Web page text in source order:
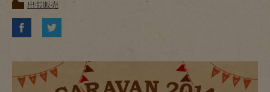
出張販売